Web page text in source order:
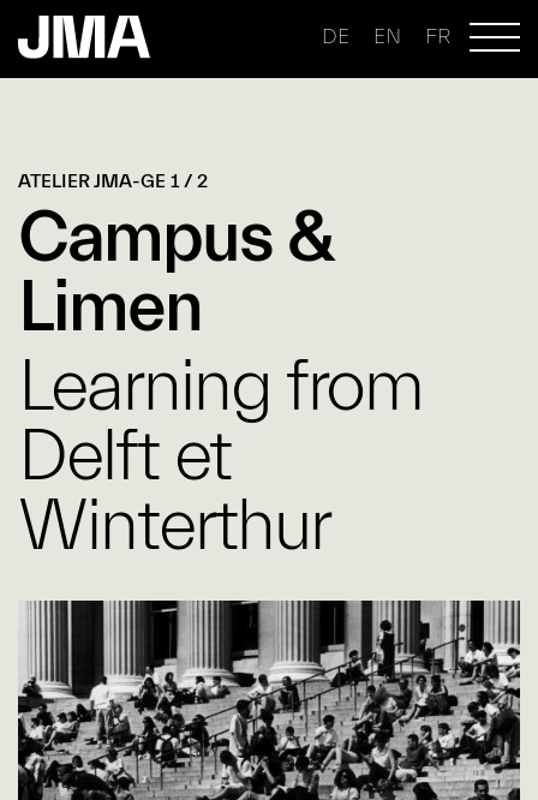
DE EN FR
ATELIER JMA-GE 1 / 2
Campus &
Limen
Learning from
Delft et
Winterthur